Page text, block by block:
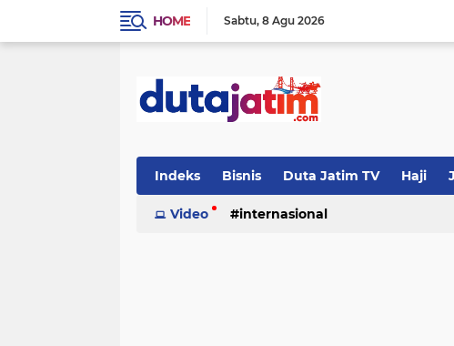
HOME Sabtu 8 Agu 2026
Indeks Bisnis Duta Jatim TV Haji
Video internasional